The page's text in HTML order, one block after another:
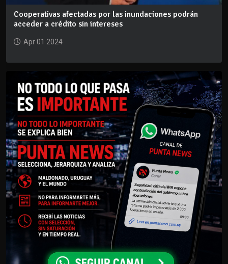
Cooperativas afectadas por las inundaciones podrán
acceder a crédito sin intereses
Apr 01 2024